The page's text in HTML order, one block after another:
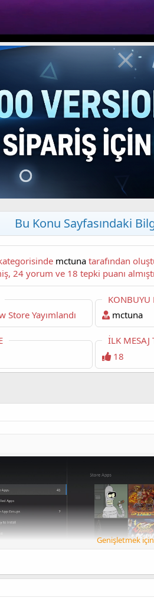
Bu Konu Sayfasındaki
mctuna
okuyorsunuz. Bu konu şimdiye dek 2,561 kez görüntülenmiş, 24 yorum ve 18 tepki puanı
Store Yayımlandı
KONBUYU
mctuna
İLK MESAJ
18
Genişletmek için